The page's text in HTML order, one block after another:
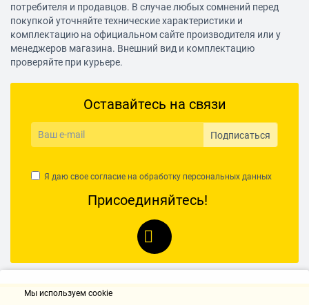
потребителя и продавцов. В случае любых сомнений перед
покупкой уточняйте технические характеристики и
комплектацию на официальном сайте производителя или у
менеджеров магазина. Внешний вид и комплектацию
проверяйте при курьере.
Оставайтесь на связи
Подписаться
Я даю свое согласие на обработку персональных данных
Присоединяйтесь!
Мы используем cookie